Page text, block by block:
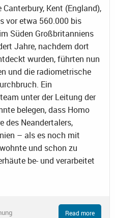
Kent (England),
vor etwa 560.000 bis
Süden Großbritanniens
Jahre, nachdem dort
wurden, führten nun
und die radiometrische
Ein
unter der Leitung der
belegen, dass Homo
des Neandertalers,
– als es noch mit
und schon zu
be- und verarbeitet
Read more